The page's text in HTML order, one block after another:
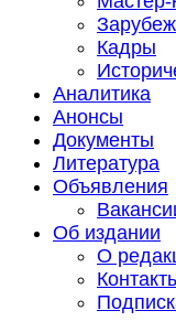
Кадры
Аналитика
Анонсы
Документы
Литература
Объявления
Об издании
О